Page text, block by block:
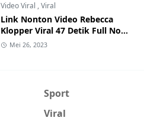
Video Viral ,Viral
Link Nonton Video Rebecca
Klopper Viral 47 Detik Full No
Sensor Bertebaran di Internet,
Mei 26, 2023
Sport
Viral